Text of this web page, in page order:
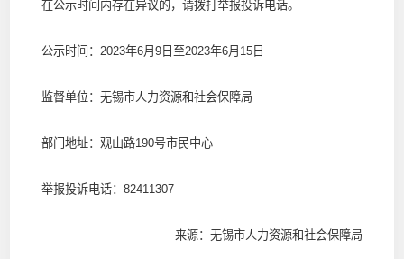
在公示时间内存在异议的，请拨打举报投诉电话。
公示时间：2023年6月9日至2023年6月15日
监督单位：无锡市人力资源和社会保障局
部门地址：观山路190号市民中心
举报投诉电话：82411307
来源：无锡市人力资源和社会保障局